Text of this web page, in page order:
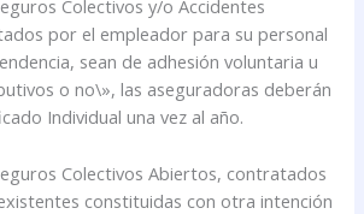
Colectivos y/o Accidentes
por el empleador para su personal
sean de adhesión voluntaria u
o no\», las aseguradoras deberán
Individual una vez al año.
Colectivos Abiertos, contratados
constituidas con otra intención